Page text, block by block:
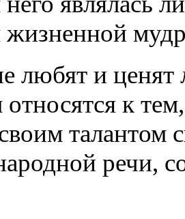
любят и
к
талантом
речи,